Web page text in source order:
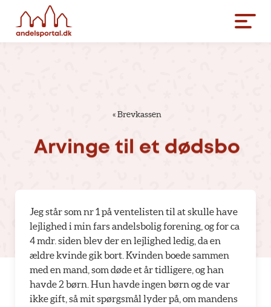
«Brevkassen
Arvinge til et dødsbo
Jeg står som nr 1 på ventelisten til at skulle have
lejlighed i min fars andelsbolig forening, og for ca
4 mdr. siden blev der en lejlighed ledig, da en
ældre kvinde gik bort. Kvinden boede sammen
med en mand, som døde et år tidligere, og han
havde 2 børn. Hun havde ingen børn og de var
ikke gift, så mit spørgsmål lyder på, om mandens